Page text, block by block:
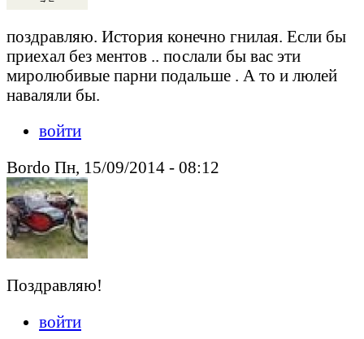
поздравляю. История конечно гнилая. Если бы
приехал без ментов .. послали бы вас эти
миролюбивые парни подальше . А то и люлей
наваляли бы.
войти
Bordo Пн, 15/09/2014 - 08:12
Поздравляю!
войти